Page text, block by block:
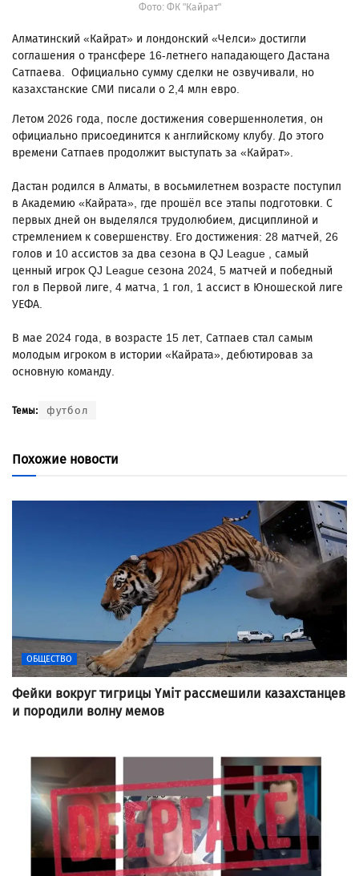
Фото: ФК "Кайрат"
Алматинский «Кайрат» и лондонский «Челси» достигли
соглашения о трансфере 16-летнего нападающего Дастана
Сатпаева. Официально сумму сделки не озвучивали, но
казахстанские СМИ писали о 2,4 млн евро.
Летом 2026 года, после достижения совершеннолетия, он
официально присоединится к английскому клубу. До этого
времени Сатпаев продолжит выступать за «Кайрат».
Дастан родился в Алматы, в восьмилетнем возрасте поступил
в Академию «Кайрата», где прошёл все этапы подготовки. С
первых дней он выделялся трудолюбием, дисциплиной и
стремлением к совершенству. Его достижения: 28 матчей, 26
голов и 10 ассистов за два сезона в QJ League , самый
ценный игрок QJ League сезона 2024, 5 матчей и победный
гол в Первой лиге, 4 матча, 1 гол, 1 ассист в Юношеской лиге
УЕФА.
В мае 2024 года, в возрасте 15 лет, Сатпаев стал самым
молодым игроком в истории «Кайрата», дебютировав за
основную команду.
Темы: футбол
Похожие новости
ОБЩЕСТВО
Фейки вокруг тигрицы Үміт рассмешили казахстанцев
и породили волну мемов